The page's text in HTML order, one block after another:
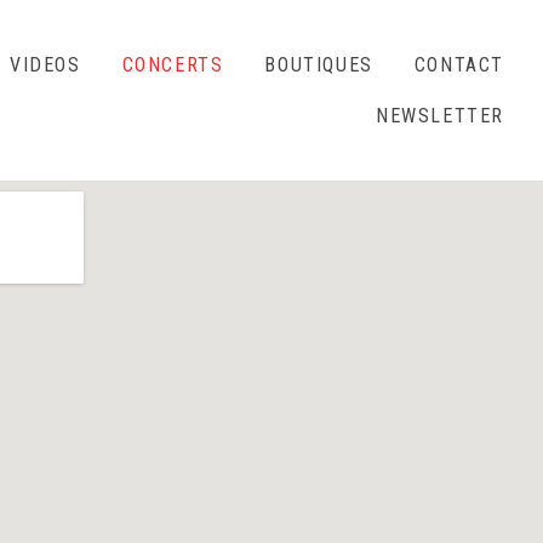
VIDEOS CONCERTS BOUTIQUES CONTACT
NEWSLETTER